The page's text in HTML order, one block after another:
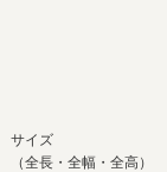
サイズ
（全長・全幅・全高）